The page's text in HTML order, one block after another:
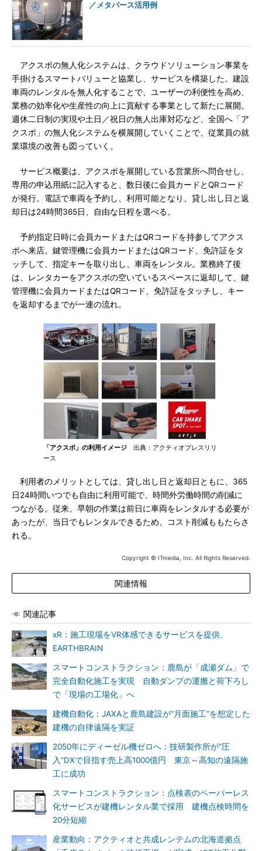
／メタバース活用例
アクスポの無人化システムは、クラウドソリューション事業を
手掛けるスマートバリューと協業し、サービスを構築した。建設
車両のレンタルを無人化することで、ユーザーの利便性を高め、
業務の効率化や生産性の向上に貢献する事業として新たに展開。
週休二日制の実現や土日／祝日の無人出庫対応など、全国へ「ア
クスポ」の無人化システムを横展開していくことで、従業員の就
業環境の改善も図っていく。
サービス概要は、アクスポを展開している営業所へ問合せし、
専用の申込用紙に記入すると、数日後に会員カードとQRコード
が発行。電話で車両を予約し、利用可能となり、貸し出し日と返
却日は24時間365日、自由な日程を選べる。
予約指定日時に会員カードまたはQRコードを持参してアクス
ポへ来店。鍵管理機に会員カードまたはQRコード、免許証をタ
ッチして、指定キーを取り出し、車両をレンタル。業務終了後
は、レンタカーをアクスポの空いているスペースに返却して、鍵
管理機に会員カードまたはQRコード、免許証をタッチし、キー
を返却するまでが一連の流れ。
「アクスポ」の利用イメージ 出典：アクティオプレスリリ
ース
利用者のメリットとしては、貸し出し日と返却日ともに、365
日24時間いつでも自由に利用可能で、時間外労働時間の削減に
つながる。従来、早朝の作業は前日に車両をレンタルする必要が
あったが、当日でもレンタルできるため、コスト削減ももたらさ
れる。
Copyright © ITmedia, Inc. All Rights Reserved.
関連情報
関連記事
xR：施工現場をVR体感できるサービスを提供、
EARTHBRAIN
スマートコンストラクション：鹿島が「成瀬ダム」で
完全自動化施工を実現 自動ダンプの運搬と荷下ろし
で「現場の工場化」へ
建機自動化：JAXAと鹿島建設が“月面施工”を想定した
建機の自律遠隔を実証
2050年にディーゼル機ゼロへ：技研製作所が“圧
入”DXで目指す売上高1000億円 東京～高知の遠隔施
工に成功
スマートコンストラクション：点検表のペーパーレス
化サービスが建機レンタル業で採用 建機点検時間を
20分短縮
産業動向：アクティオと共成レンテムの北海道拠点